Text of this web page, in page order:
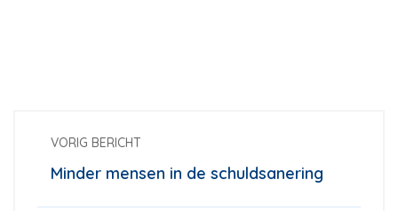
VORIG BERICHT
Minder mensen in de schuldsanering